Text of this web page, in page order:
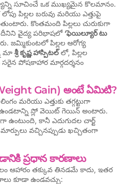
సూచించే ఒక ముఖ్యమైన కొలమానం.
లోపు పిల్లల బరువు మరియు ఎత్తుపై
కొంతమంది పిల్లలు చురుకుగా
దీనిని వైద్య పరిభాషలో ‘ఫెయిల్యూర్ టు
జమ్మికుంటలో పిల్లల ఆరోగ్య
మా శ్రీ కృష్ణ హాస్పిటల్లో, పిల్లల
సరైన పోషకాహార మార్గదర్శనం
Gain) అంటే ఏమిటి?
మరియు ఎత్తుకు తగ్గట్టుగా
ఉండటాన్ని స్లో వెయిట్ గెయిన్ అంటారు.
ఉంటుంది, కానీ ఎదుగుదల చార్ట్
వచ్చినప్పుడు ఖచ్చితంగా
ప్రధాన కారణాలు
ఆహారం తక్కువ తినడమే కాదు, ఇతర
కూడా ఉండవచ్చు: